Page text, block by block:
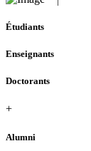
Étudiants
Enseignants
Doctorants
+
Alumni